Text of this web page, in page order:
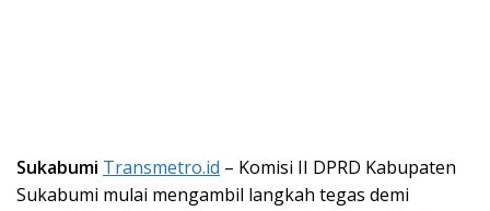
Sukabumi Transmetro.id – Komisi II DPRD Kabupaten
Sukabumi mulai mengambil langkah tegas demi